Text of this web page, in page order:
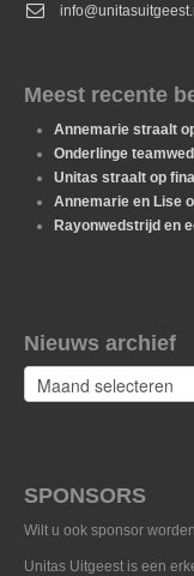
Meest recente
Annemarie straalt
Onderlinge
Unitas straalt op
Annemarie en Lise
Rayonwedstrijd en
Nieuws archief
Nieuws
archief
SPONSORS
Wilt u ook sponsor
Unitas Uitgeest is een